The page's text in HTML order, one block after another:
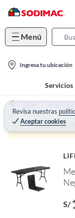
Menú
a
o
Ingresa tu ubicación
Servicios
Revisa nuestras
Aceptar cookies
Home Jardín y
Producto sin
S/